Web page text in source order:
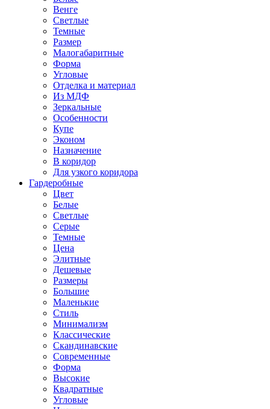
Венге
Светлые
Темные
Размер
Малогабаритные
Форма
Угловые
Отделка и материал
Из МДФ
Зеркальные
Особенности
Купе
Эконом
Назначение
В коридор
Для узкого коридора
Гардеробные
Цвет
Белые
Светлые
Серые
Темные
Цена
Элитные
Дешевые
Размеры
Большие
Маленькие
Стиль
Минимализм
Классические
Скандинавские
Современные
Форма
Высокие
Квадратные
Угловые